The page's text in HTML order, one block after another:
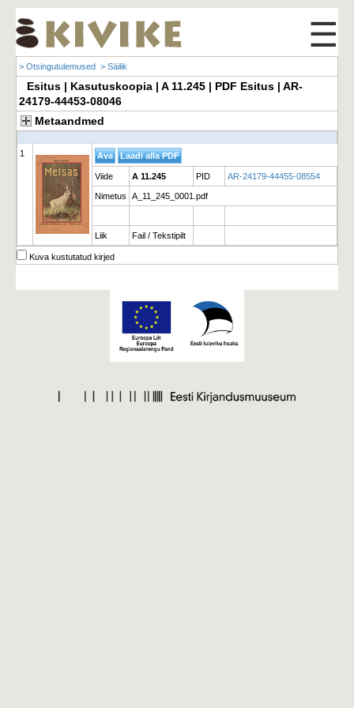
☰
> Otsingutulemused > Säilik
Esitus | Kasutuskoopia | A 11.245 | PDF Esitus | AR-
24179-44453-08046
Metaandmed
1
Viide A 11.245 PID AR-24179-44455-08554
Nimetus A_11_245_0001.pdf
Liik Fail / Tekstipilt
Kuva kustutatud kirjed